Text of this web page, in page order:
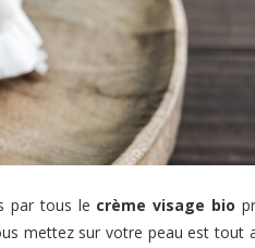
par tous le crème visage bio
mettez sur votre peau est